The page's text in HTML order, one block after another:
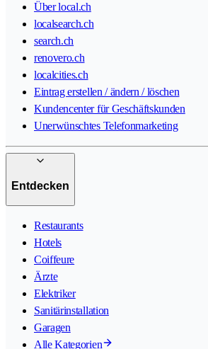
Über local.ch
localsearch.ch
search.ch
renovero.ch
localcities.ch
Eintrag erstellen / ändern / löschen
Kundencenter für Geschäftskunden
Unerwünschtes Telefonmarketing
Entdecken
Restaurants
Hotels
Coiffeure
Ärzte
Elektriker
Sanitärinstallation
Garagen
Alle Kategorien